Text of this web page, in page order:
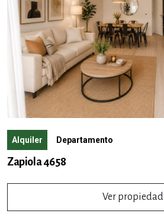
Alquiler Departamento
Zapiola 4658
Ver propiedad